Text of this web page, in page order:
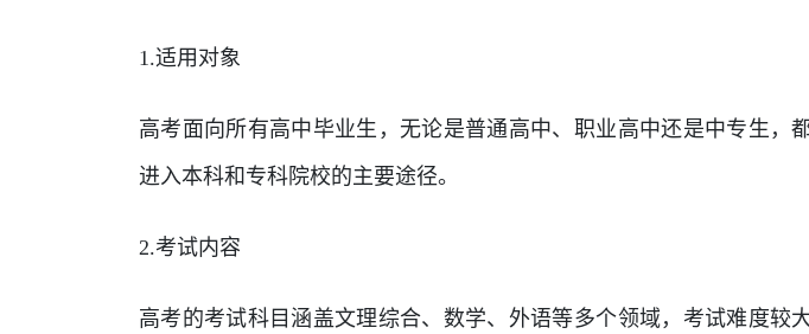
1.适用对象
高考面向所有高中毕业生，无论是普通高中、职业高中还是中专生，
进入本科和专科院校的主要途径。
2.考试内容
高考的考试科目涵盖文理综合、数学、外语等多个领域，考试难度较